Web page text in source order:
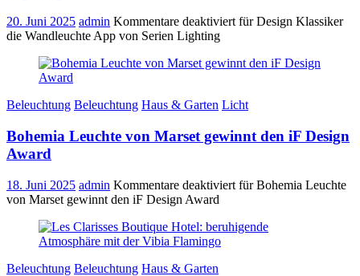
20. Juni 2025 admin Kommentare deaktiviert für Design Klassiker
die Wandleuchte App von Serien Lighting
Beleuchtung Beleuchtung Haus & Garten Licht
Bohemia Leuchte von Marset gewinnt den iF Design
Award
18. Juni 2025 admin Kommentare deaktiviert für Bohemia Leuchte
von Marset gewinnt den iF Design Award
Beleuchtung Beleuchtung Haus & Garten